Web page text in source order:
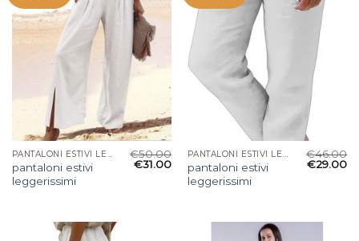
pantaloni estivi
leggerissimi
€50.00
€31.00
pantaloni estivi
leggerissimi
€46.00
€29.00